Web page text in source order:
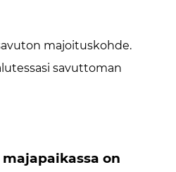
majoituskohde.
savuttoman
on